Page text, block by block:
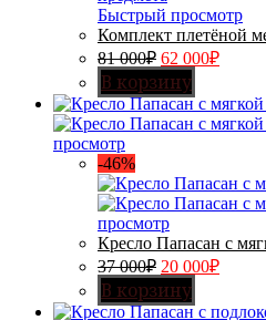
Быстрый просмотр
Комплект плетёной
81 000₽ 62 000₽
В корзину
просмотр
-46%
просмотр
Кресло Папасан с
37 000₽ 20 000₽
В корзину